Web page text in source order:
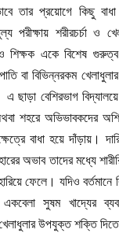
তার প্রয়োগে কিছু
পরীক্ষায় শরীরচর্চা ও
শিক্ষক একে বিশেষ
বা বিভিন্নরকম
বেশিরভাগ বিদ্যালয়ে
শহরে অভিভাবকদের
বাধা হয়ে দাঁড়ায়।
অভাব তাদের মধ্যে
ফেলে। যদিও
একবেলা সুষম খাদ্যের
উপযুক্ত শক্তি